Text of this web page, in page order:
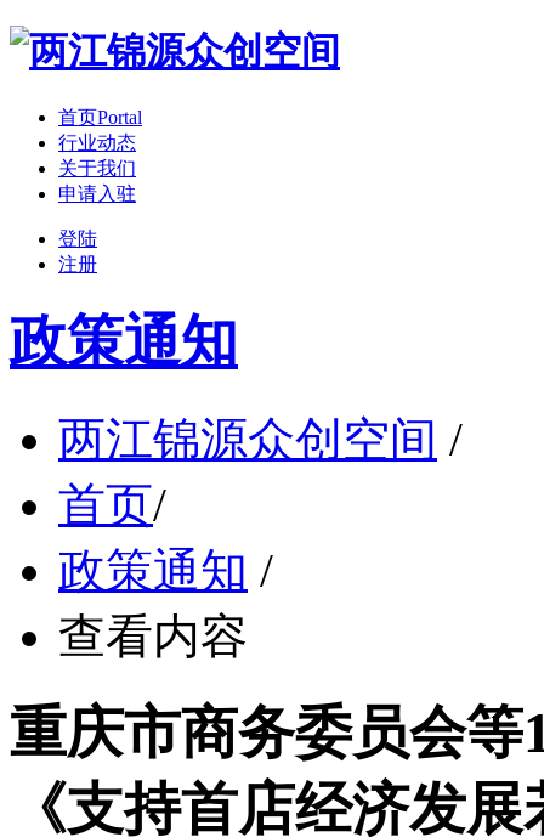
首页Portal
行业动态
关于我们
申请入驻
登陆
注册
政策通知
两江锦源众创空间 /
首页/
政策通知 /
查看内容
重庆市商务委员会
《支持首店经济发